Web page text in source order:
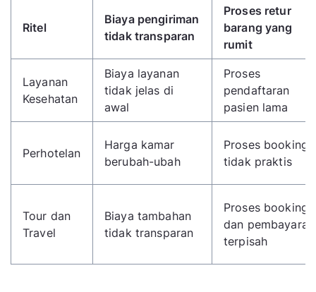
Ritel
Biaya pengiriman
tidak transparan
Proses retur
barang yang
rumit
Layanan
Kesehatan
Biaya layanan
tidak jelas di
awal
Proses
pendaftaran
pasien lama
Perhotelan
Harga kamar
berubah-ubah
Proses booking
tidak praktis
Tour dan
Travel
Biaya tambahan
tidak transparan
Proses booking
dan pembayaran
terpisah